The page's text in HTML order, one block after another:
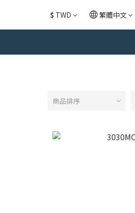
$ TWD 繁體中文
商品排序